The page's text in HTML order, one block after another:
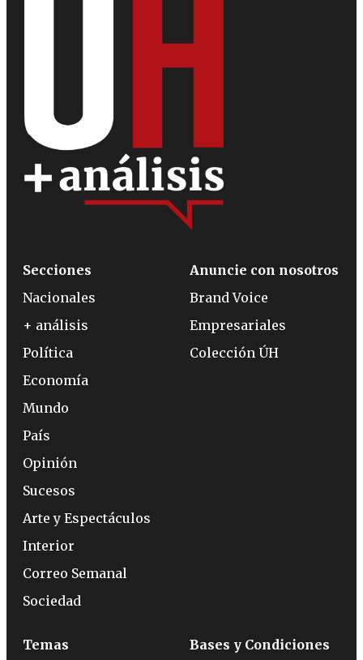
Secciones
Nacionales
+ análisis
Política
Economía
Mundo
País
Opinión
Sucesos
Arte y Espectáculos
Interior
Correo Semanal
Sociedad
Anuncie con nosotros
Brand Voice
Empresariales
Colección ÚH
Temas Bases y Condiciones